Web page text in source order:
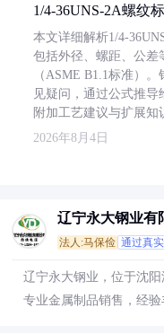
1/4-36UNS-2A螺纹
本文详细解析1/4-
包括外径、螺距、公差
（ASME B1.1标准）
见疑问，通过公式推
附加工艺建议与扩展知
2026年8月4日
辽宁永大钢业有
法人:马保俭 通过真
辽宁永大钢业，位于沈阳
专业金属制品销售，经验